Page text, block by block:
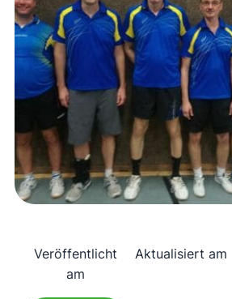
Veröffentlicht
am
Aktualisiert am